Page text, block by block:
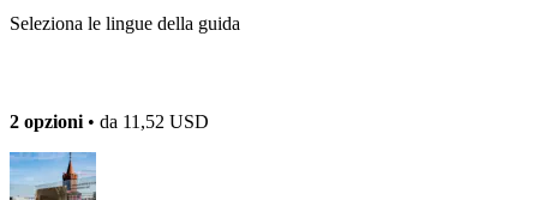
Seleziona le lingue della guida
2 opzioni • da 11,52 USD